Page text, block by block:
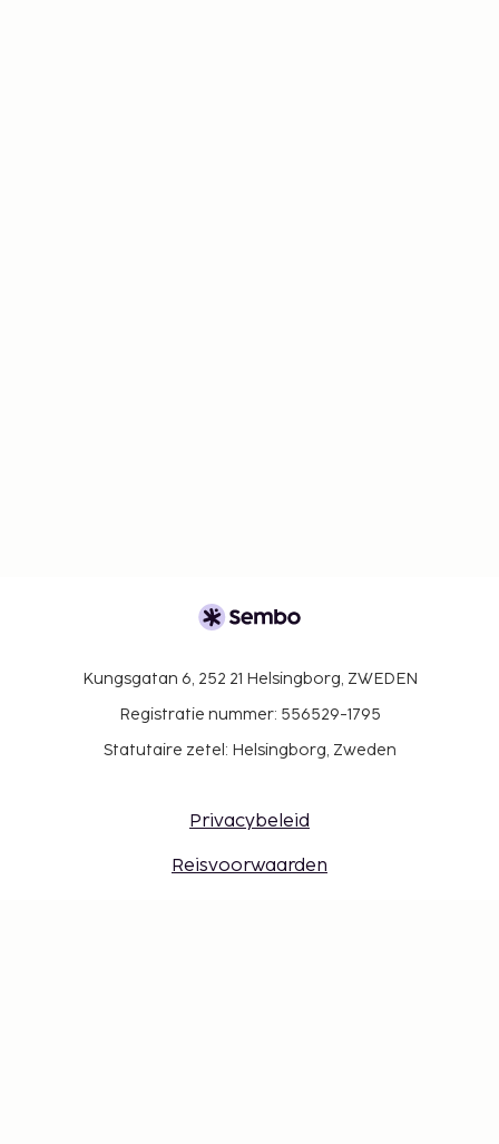
Kungsgatan 6, 252 21 Helsingborg, ZWEDEN
Registratie nummer: 556529-1795
Statutaire zetel: Helsingborg, Zweden
Privacybeleid
Reisvoorwaarden